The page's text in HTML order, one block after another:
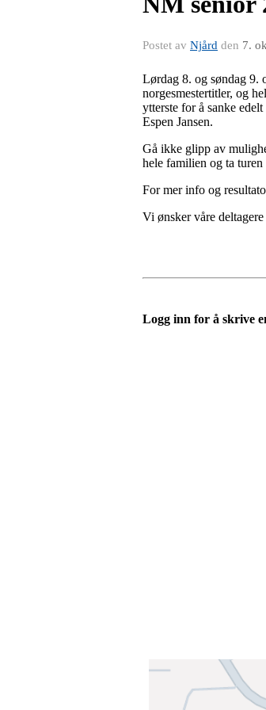
Postet av Njård den 7.
Lørdag 8. og søndag 9.
norgesmestertitler, og
ytterste for å sanke
Espen Jansen.
Gå ikke glipp av
hele familien og ta
For mer info og
Vi ønsker våre
Logg inn for å skrive